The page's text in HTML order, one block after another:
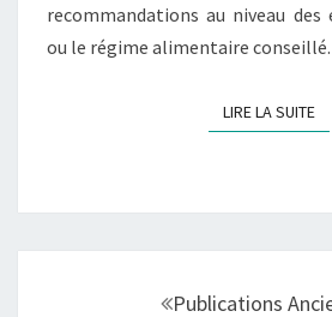
recommandations au niveau des
ou le régime alimentaire
LIRE LA SUITE
Publications